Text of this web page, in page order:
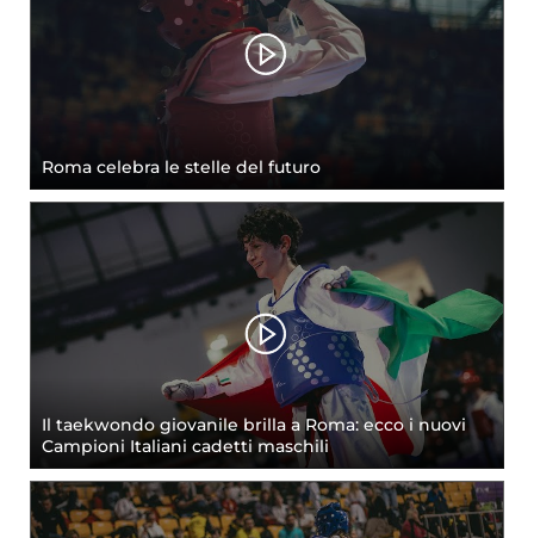
Roma celebra le stelle del futuro
Il taekwondo giovanile brilla a Roma: ecco i nuovi
Campioni Italiani cadetti maschili